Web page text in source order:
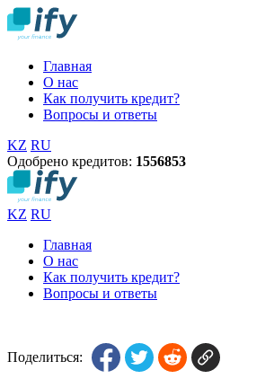
Главная
О нас
Как получить кредит?
Вопросы и ответы
KZ RU
Одобрено кредитов: 1556853
KZ RU
Главная
О нас
Как получить кредит?
Вопросы и ответы
Поделиться: